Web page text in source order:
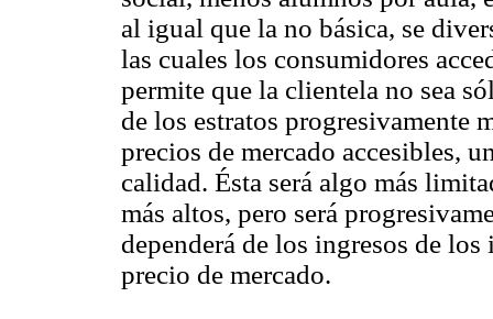
al igual que la no básica, se
las cuales los consumidores
permite que la clientela no sea
de los estratos progresivamente
precios de mercado accesibles,
calidad. Ésta será algo más
más altos, pero será
dependerá de los ingresos de
precio de mercado.